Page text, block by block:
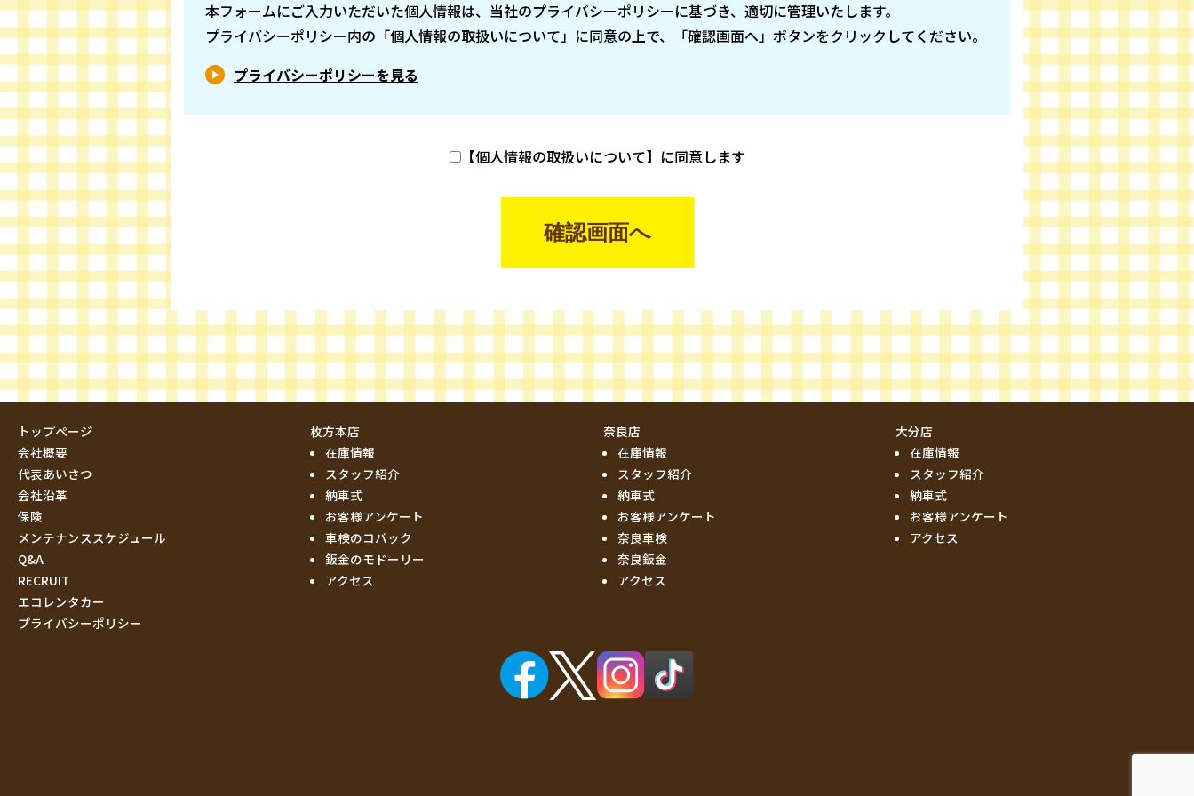
本フォームにご入力いただいた個人情報は、当社のプライバシーポリシーに基づき、適切に管理いたします。
プライバシーポリシー内の「個人情報の取扱いについて」に同意の上で、「確認画面へ」ボタンをクリックしてください。
プライバシーポリシーを見る
【個人情報の取扱いについて】に同意します
トップページ
会社概要
代表あいさつ
会社沿革
保険
メンテナンススケジュール
Q&A
RECRUIT
エコレンタカー
プライバシーポリシー
枚方本店
在庫情報
スタッフ紹介
納車式
お客様アンケート
車検のコバック
鈑金のモドーリー
アクセス
奈良店
在庫情報
スタッフ紹介
納車式
お客様アンケート
奈良車検
奈良鈑金
アクセス
大分店
在庫情報
スタッフ紹介
納車式
お客様アンケート
アクセス